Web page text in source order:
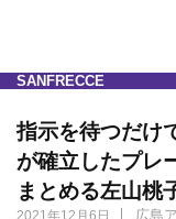
SANFRECCE
指示を待つだけ
が確立したプレ
まとめる左山桃
広島